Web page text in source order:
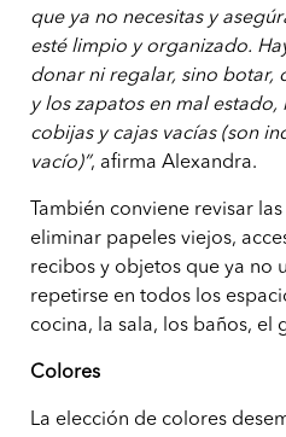
que ya no necesitas y
esté limpio y organizado.
donar ni regalar, sino
y los zapatos en mal
cobijas y cajas vacías (son
vacío)”, afirma Alexandra.
También conviene revisar
eliminar papeles viejos,
recibos y objetos que ya no
repetirse en todos los
cocina, la sala, los baños, el
Colores
La elección de colores